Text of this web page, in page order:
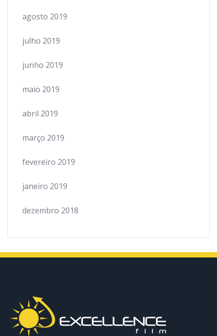
agosto 2019
julho 2019
junho 2019
maio 2019
abril 2019
março 2019
fevereiro 2019
janeiro 2019
dezembro 2018